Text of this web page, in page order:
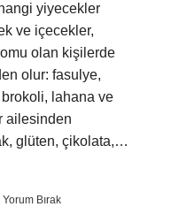
yiyecekler
ve içecekler,
olan kişilerde
olur: fasulye,
lahana ve
ailesinden
glüten, çikolata,…
Yorum Bırak